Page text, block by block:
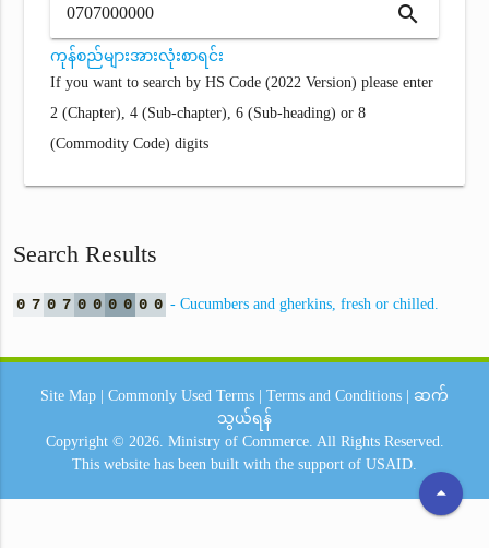
search
ကုန်စည်များအားလုံးစာရင်း
If you want to search by HS Code (2022 Version) please enter
2 (Chapter), 4 (Sub-chapter), 6 (Sub-heading) or 8
(Commodity Code) digits
Search Results
0 7 0 7 0 0 0 0 0 0 - Cucumbers and gherkins, fresh or chilled.
arrow_drop_up
Site Map Commonly Used Terms Terms and Conditions
ဆက်
သွယ်ရန်
Copyright © 2026. Ministry of Commerce. All Rights Reserved.
This website has been built with the support of USAID.